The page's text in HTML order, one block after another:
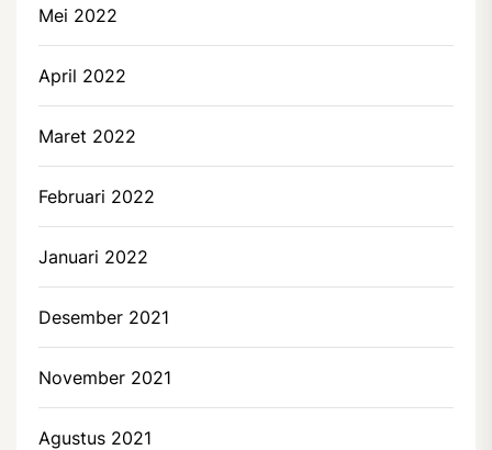
Mei 2022
April 2022
Maret 2022
Februari 2022
Januari 2022
Desember 2021
November 2021
Agustus 2021